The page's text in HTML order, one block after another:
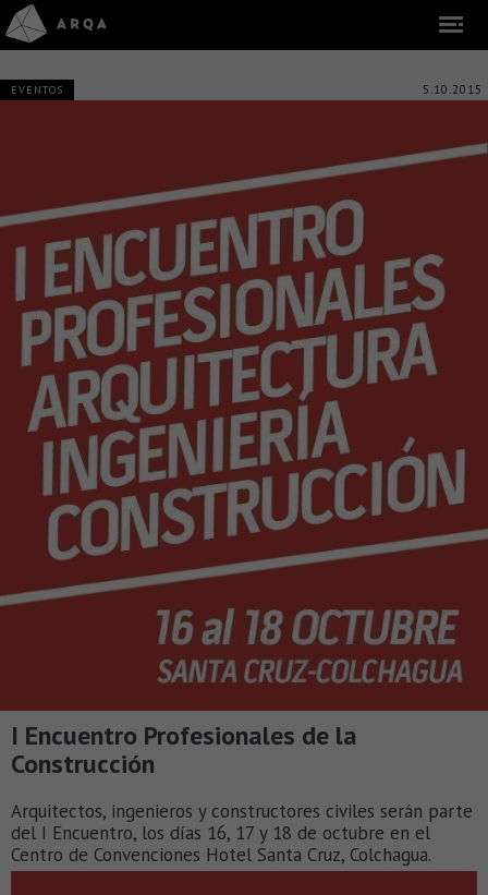
EVENTOS 5.10.2015
I Encuentro Profesionales de la
Construcción
Arquitectos, ingenieros y constructores civiles serán parte
del I Encuentro, los días 16, 17 y 18 de octubre en el
Centro de Convenciones Hotel Santa Cruz, Colchagua.